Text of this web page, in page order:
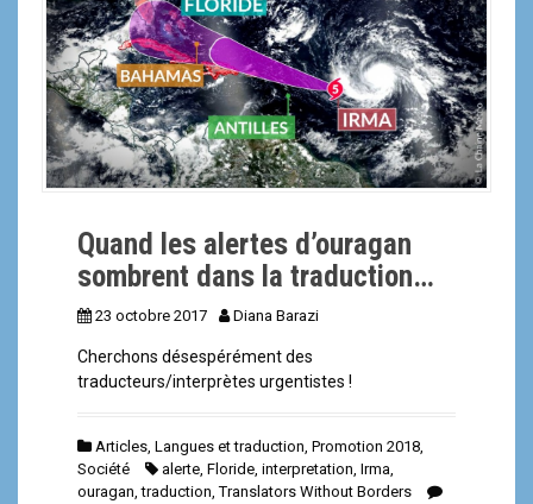
Quand les alertes d’ouragan
sombrent dans la traduction…
23 octobre 2017 Diana Barazi
Cherchons désespérément des
traducteurs/interprètes urgentistes !
Articles, Langues et traduction, Promotion 2018,
Société
alerte, Floride, interpretation, Irma,
ouragan,traduction,Translators Without Borders